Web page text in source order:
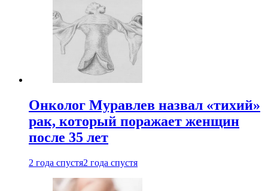
Онколог Муравлев назвал «тихий»
рак, который поражает женщин
после 35 лет
2 года спустя2 года спустя